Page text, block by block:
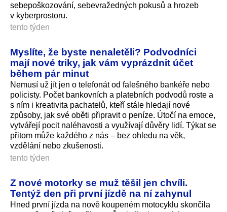
sebepoškozování, sebevražedných pokusů a hrozeb
v kyberprostoru.
tento týden
Myslíte, že byste nenaletěli? Podvodníci
mají nové triky, jak vám vyprázdnit účet
během pár minut
Nemusí už jít jen o telefonát od falešného bankéře nebo
policisty. Počet bankovních a platebních podvodů roste a
s ním i kreativita pachatelů, kteří stále hledají nové
způsoby, jak své oběti připravit o peníze. Útočí na emoce,
vytvářejí pocit naléhavosti a využívají důvěry lidí. Týkat se
přitom může každého z nás – bez ohledu na věk,
vzdělání nebo zkušenosti.
tento týden
Z nové motorky se muž těšil jen chvíli.
Tentýž den při první jízdě na ní zahynul
Hned první jízda na nově koupeném motocyklu skončila